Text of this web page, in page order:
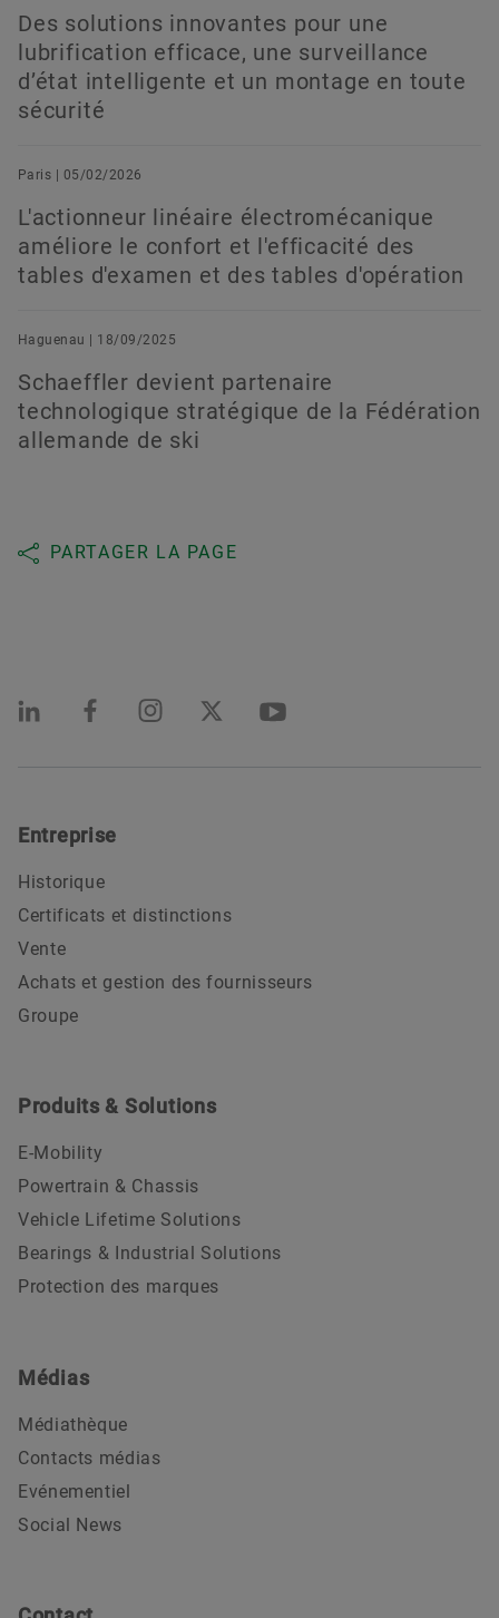
Des solutions innovantes pour une
lubrification efficace, une surveillance
d’état intelligente et un montage en toute
sécurité
Paris | 05/02/2026
L'actionneur linéaire électromécanique
améliore le confort et l'efficacité des
tables d'examen et des tables d'opération
Haguenau | 18/09/2025
Schaeffler devient partenaire
technologique stratégique de la Fédération
allemande de ski
PARTAGER LA PAGE
Entreprise
Historique
Certificats et distinctions
Vente
Achats et gestion des fournisseurs
Groupe
Produits & Solutions
E-Mobility
Powertrain & Chassis
Vehicle Lifetime Solutions
Bearings & Industrial Solutions
Protection des marques
Médias
Médiathèque
Contacts médias
Evénementiel
Social News